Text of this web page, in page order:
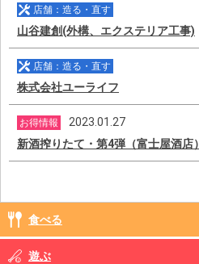
店舗：造る・直す
山谷建創(外構、エクステリア工事)
店舗：造る・直す
株式会社ユーライフ
お得情報
2023.01.27
新酒搾りたて・第4弾（富士屋酒店）
食べる
遊ぶ